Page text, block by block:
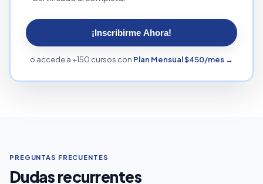
¡Inscribirme Ahora!
o accede a +150 cursos con Plan Mensual $450/mes →
PREGUNTAS FRECUENTES
Dudas recurrentes